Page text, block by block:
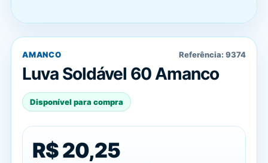
AMANCO Referência: 9374
Luva Soldável 60 Amanco
Disponível para compra
R$ 20,25